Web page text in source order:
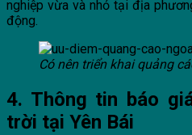
nghiệp vừa và nhỏ tại địa
động.
Có nên triển khai quảng
4. Thông tin báo
trời tại Yên Bái